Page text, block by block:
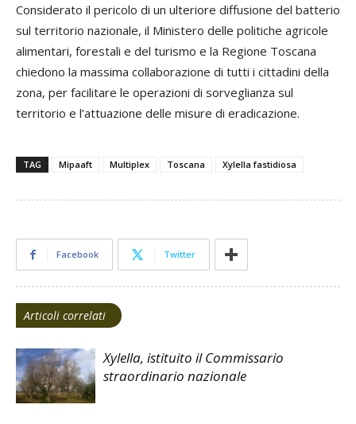
Considerato il pericolo di un ulteriore diffusione del batterio
sul territorio nazionale, il Ministero delle politiche agricole
alimentari, forestali e del turismo e la Regione Toscana
chiedono la massima collaborazione di tutti i cittadini della
zona, per facilitare le operazioni di sorveglianza sul
territorio e l’attuazione delle misure di eradicazione.
TAG Mipaaft Multiplex Toscana Xylella fastidiosa
Facebook Twitter
Articoli correlati
Xylella, istituito il Commissario
straordinario nazionale